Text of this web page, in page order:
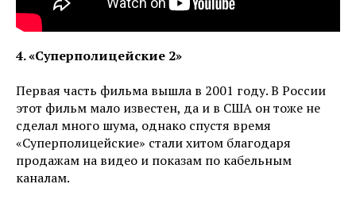
4. «Суперполицейские 2»
Первая часть фильма вышла в 2001 году. В России
этот фильм мало известен, да и в США он тоже не
сделал много шума, однако спустя время
«Суперполицейские» стали хитом благодаря
продажам на видео и показам по кабельным
каналам.